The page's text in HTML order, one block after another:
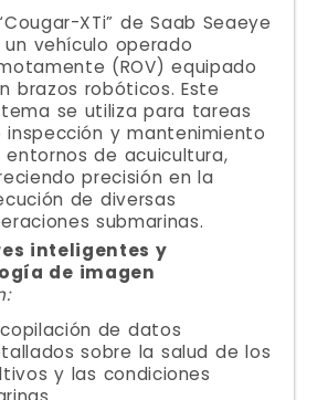
XTi” de Saab Seaeye
un vehículo operado
(ROV) equipado
brazos robóticos. Este
se utiliza para tareas
inspección y mantenimiento
entornos de acuicultura,
precisión en la
de diversas
submarinas.
inteligentes y
de imagen
de datos
sobre la salud de los
y las condiciones